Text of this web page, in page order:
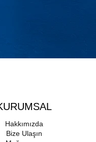
Hakkımızda
Bize Ulaşın